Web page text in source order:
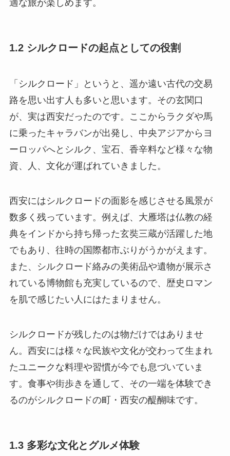
1.2 シルクロードの起点としての役割
「シルクロード」というと、遥か遠い古代の交易
路を思い出す人も多いと思います。その玄関口
が、実は西安だったのです。ここからラクダや馬
に乗ったキャラバンが出発し、中央アジアからヨ
ーロッパへとシルク、宝石、香辛料など様々な物
資、人、文化が運ばれていきました。
西安にはシルクロードの面影を感じさせる風景が
数多く残っています。例えば、大雁塔は仏教の経
典をインドから持ち帰った玄奘三蔵が活躍した地
でもあり、往時の国際都市ぶりがうかがえます。
また、シルクロード絡みの美術品や遺物が展示さ
れている博物館も充実しているので、歴史ロマン
を肌で感じたい人にはたまりません。
シルクロードが残したのは物だけではありませ
ん。西安には様々な民族や文化が交わって生まれ
たユニークな料理や習慣が今でも息づいていま
す。食事や街歩きを通して、その一端を体験でき
るのがシルクロードの町・西安の醍醐味です。
1.3 多彩な文化とグルメ体験